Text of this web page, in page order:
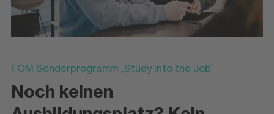
FOM Sonderprogramm „Study into the Job“
Noch keinen